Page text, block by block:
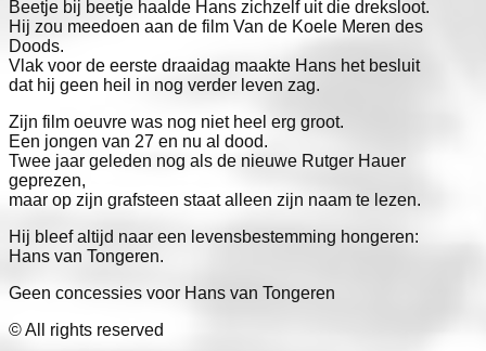
Beetje bij beetje haalde Hans zichzelf uit die dreksloot.
Hij zou meedoen aan de film Van de Koele Meren des
Doods.
Vlak voor de eerste draaidag maakte Hans het besluit
dat hij geen heil in nog verder leven zag.
Zijn film oeuvre was nog niet heel erg groot.
Een jongen van 27 en nu al dood.
Twee jaar geleden nog als de nieuwe Rutger Hauer
geprezen,
maar op zijn grafsteen staat alleen zijn naam te lezen.
Hij bleef altijd naar een levensbestemming hongeren:
Hans van Tongeren.
Geen concessies voor Hans van Tongeren
© All rights reserved